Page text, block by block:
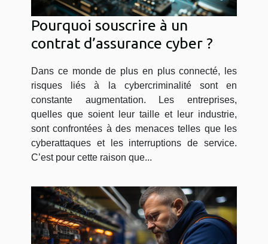
Pourquoi souscrire à un
contrat d’assurance cyber ?
Dans ce monde de plus en plus connecté, les
risques liés à la cybercriminalité sont en
constante augmentation. Les entreprises,
quelles que soient leur taille et leur industrie,
sont confrontées à des menaces telles que les
cyberattaques et les interruptions de service.
C’est pour cette raison que...